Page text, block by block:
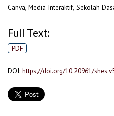
Canva, Media Interaktif, Sekolah
Full Text:
PDF
DOI: https://doi.org/10.20961/